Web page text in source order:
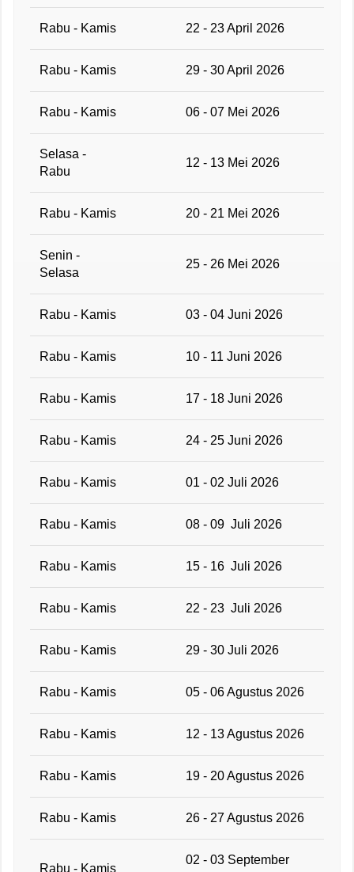
Rabu - Kamis 22 - 23 April 2026
Rabu - Kamis 29 - 30 April 2026
Rabu - Kamis 06 - 07 Mei 2026
Selasa -
Rabu
12 - 13 Mei 2026
Rabu - Kamis 20 - 21 Mei 2026
Senin -
Selasa
25 - 26 Mei 2026
Rabu - Kamis 03 - 04 Juni 2026
Rabu - Kamis 10 - 11 Juni 2026
Rabu - Kamis 17 - 18 Juni 2026
Rabu - Kamis 24 - 25 Juni 2026
Rabu - Kamis 01 - 02 Juli 2026
Rabu - Kamis 08 - 09 Juli 2026
Rabu - Kamis 15 - 16 Juli 2026
Rabu - Kamis 22 - 23 Juli 2026
Rabu - Kamis 29 - 30 Juli 2026
Rabu - Kamis 05 - 06 Agustus 2026
Rabu - Kamis 12 - 13 Agustus 2026
Rabu - Kamis 19 - 20 Agustus 2026
Rabu - Kamis 26 - 27 Agustus 2026
Rabu - Kamis
02 - 03 September